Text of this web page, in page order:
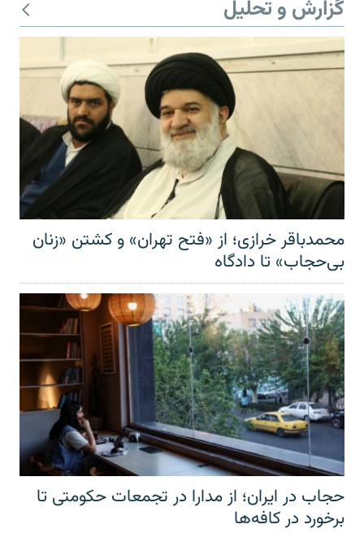
گزارش و تحلیل
محمدباقر خرازی؛ از «فتح تهران» و کشتن «زنان
بی‌حجاب» تا دادگاه
حجاب در ایران؛ از مدارا در تجمعات حکومتی تا
برخورد در کافه‌ها